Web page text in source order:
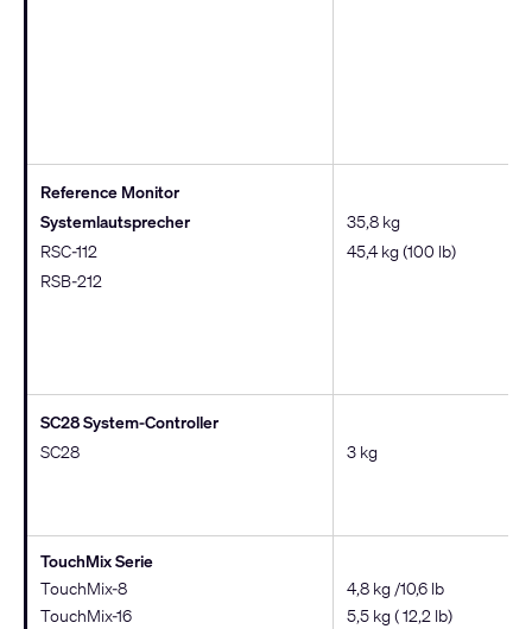
Reference Monitor
Systemlautsprecher
RSC-112
RSB-212
35,8 kg
45,4 kg (100 lb)
SC28 System-Controller
SC28
3 kg
TouchMix Serie
TouchMix-8
TouchMix-16
4,8 kg /10,6 lb
5,5 kg ( 12,2 lb)